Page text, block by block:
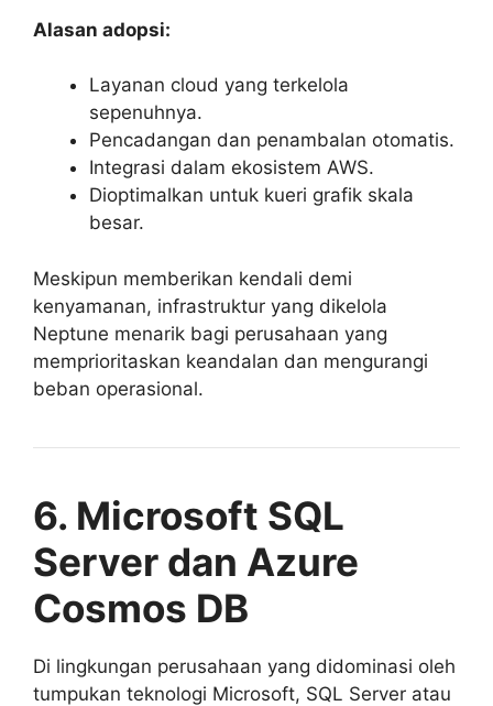
Alasan adopsi:
Layanan cloud yang terkelola
sepenuhnya.
Pencadangan dan penambalan otomatis.
Integrasi dalam ekosistem AWS.
Dioptimalkan untuk kueri grafik skala
besar.
Meskipun memberikan kendali demi
kenyamanan, infrastruktur yang dikelola
Neptune menarik bagi perusahaan yang
memprioritaskan keandalan dan mengurangi
beban operasional.
6. Microsoft SQL
Server dan Azure
Cosmos DB
Di lingkungan perusahaan yang didominasi oleh
tumpukan teknologi Microsoft, SQL Server atau